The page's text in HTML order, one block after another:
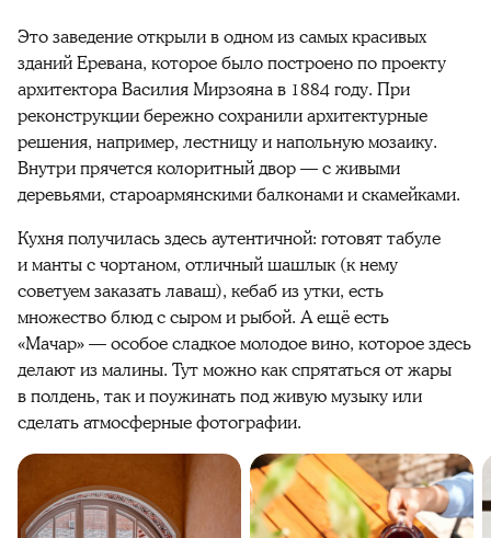
Это заведение открыли в одном из самых красивых
зданий Еревана, которое было построено по проекту
архитектора Василия Мирзояна в 1884 году. При
реконструкции бережно сохранили архитектурные
решения, например, лестницу и напольную мозаику.
Внутри прячется колоритный двор — с живыми
деревьями, староармянскими балконами и скамейками.
Кухня получилась здесь аутентичной: готовят табуле
и манты с чортаном, отличный шашлык (к нему
советуем заказать лаваш), кебаб из утки, есть
множество блюд с сыром и рыбой. А ещё есть
«Мачар» — особое сладкое молодое вино, которое здесь
делают из малины. Тут можно как спрятаться от жары
в полдень, так и поужинать под живую музыку или
сделать атмосферные фотографии.